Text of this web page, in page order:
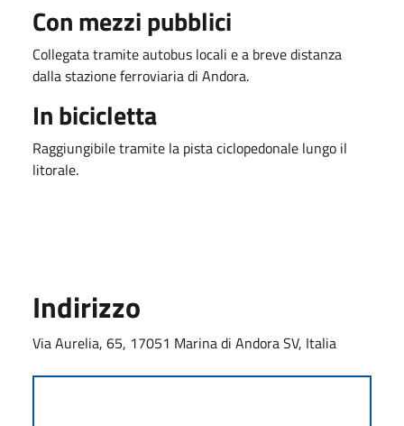
Con mezzi pubblici
Collegata tramite autobus locali e a breve distanza
dalla stazione ferroviaria di Andora.
In bicicletta
Raggiungibile tramite la pista ciclopedonale lungo il
litorale.
Indirizzo
Via Aurelia, 65, 17051 Marina di Andora SV, Italia